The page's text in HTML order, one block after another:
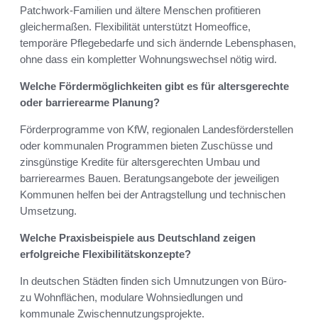
Patchwork‑Familien und ältere Menschen profitieren
gleichermaßen. Flexibilität unterstützt Homeoffice,
temporäre Pflegebedarfe und sich ändernde Lebensphasen,
ohne dass ein kompletter Wohnungswechsel nötig wird.
Welche Fördermöglichkeiten gibt es für altersgerechte
oder barrierearme Planung?
Förderprogramme von KfW, regionalen Landesförderstellen
oder kommunalen Programmen bieten Zuschüsse und
zinsgünstige Kredite für altersgerechten Umbau und
barrierearmes Bauen. Beratungsangebote der jeweiligen
Kommunen helfen bei der Antragstellung und technischen
Umsetzung.
Welche Praxisbeispiele aus Deutschland zeigen
erfolgreiche Flexibilitätskonzepte?
In deutschen Städten finden sich Umnutzungen von Büro‑
zu Wohnflächen, modulare Wohnsiedlungen und
kommunale Zwischennutzungsprojekte.